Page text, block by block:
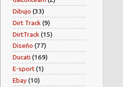
Dibujo (33)
Dirt Track (9)
DirtTrack (15)
Diseño (77)
Ducati (169)
E-sport(1)
Ebay(10)